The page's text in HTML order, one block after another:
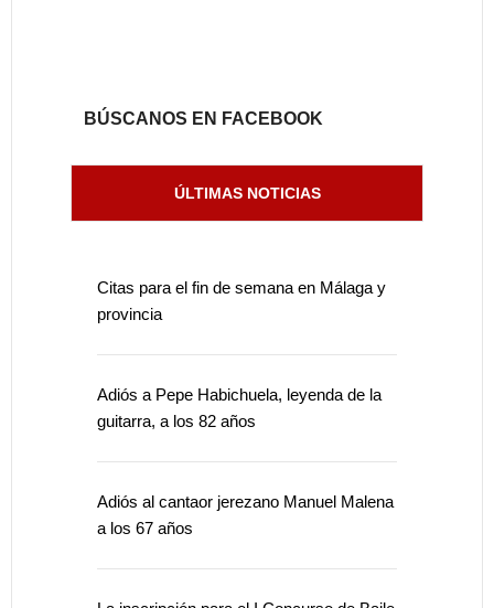
BÚSCANOS EN FACEBOOK
ÚLTIMAS NOTICIAS
Citas para el fin de semana en Málaga y
provincia
Adiós a Pepe Habichuela, leyenda de la
guitarra, a los 82 años
Adiós al cantaor jerezano Manuel Malena
a los 67 años